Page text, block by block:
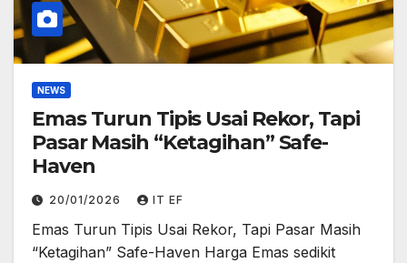
NEWS
Emas Turun Tipis Usai Rekor, Tapi
Pasar Masih “Ketagihan” Safe-
Haven
20/01/2026 IT EF
Emas Turun Tipis Usai Rekor, Tapi Pasar Masih
“Ketagihan” Safe-Haven Harga Emas sedikit